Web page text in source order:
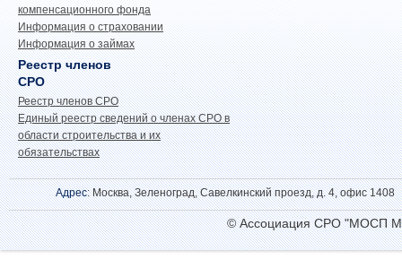
компенсационного фонда
Информация о страховании
Информация о займах
Реестр членов
СРО
Реестр членов СРО
Единый реестр сведений о членах СРО в
области строительства и их
обязательствах
Адрес: Москва, Зеленоград, Савелкинский проезд, д. 4, офис 1408
© Ассоциация СРО "МОСП